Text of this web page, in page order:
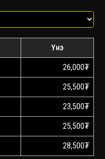
Үнэ
26,000₮
25,500₮
23,500₮
25,500₮
28,500₮